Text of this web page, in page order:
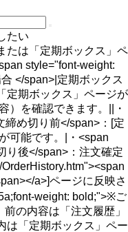
たい
たは「定期ボックス」ペ
style="font-weight:
</span>|定期ボックス
定期ボックス」ページが
）を確認できます。||・
締め切り前</span>：[定
可能です。|・<span
り後</span>：注文確定
a>]ページに反映さ
weight: bold;">※ご
の内容は「注文履歴」
は「定期ボックス」ペー